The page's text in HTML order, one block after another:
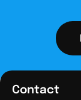
Contact